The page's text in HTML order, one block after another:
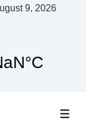
9, 2026